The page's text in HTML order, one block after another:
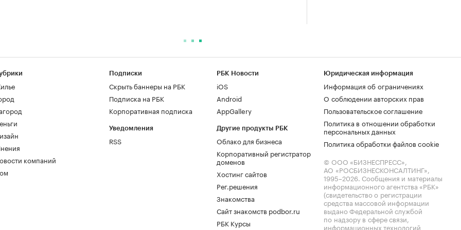
компаний
Подписки
Скрыть баннеры на РБК
Подписка на РБК
Корпоративная подписка
Уведомления
RSS
РБК Новости
iOS
Android
AppGallery
Другие продукты РБК
Облако для бизнеса
Корпоративный регистратор
доменов
Хостинг сайтов
Рег.решения
Знакомства
Сайт знакомств podbor.ru
РБК Курсы
Юридическая информация
Информация об ограничениях
О соблюдении авторских прав
Пользовательское соглашение
Политика в отношении обработки
персональных данных
Политика обработки файлов cookie
© ООО «БИЗНЕСПРЕСС»,
АО «РОСБИЗНЕСКОНСАЛТИНГ»,
1995–2026. Сообщения и материалы
информационного агентства «РБК»
(свидетельство о регистрации
средства массовой информации
выдано Федеральной службой
по надзору в сфере связи,
информационных технологий